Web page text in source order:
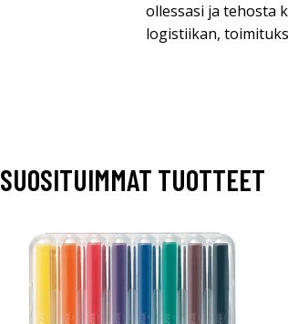
ollessasi ja tehosta
logistiikan,
SUOSITUIMMAT TUOTTEET